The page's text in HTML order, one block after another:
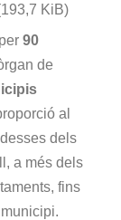
KiB)
90
de
al
dels
a més dels
fins